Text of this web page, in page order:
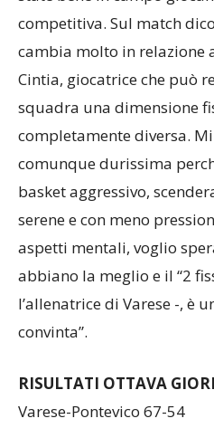
state bene in campo
competitiva. Sul match
cambia molto in relazione
Cintia, giocatrice che può
squadra una dimensione
completamente diversa.
comunque durissima
basket aggressivo,
serene e con meno
aspetti mentali, voglio
abbiano la meglio e il “2
l’allenatrice di Varese -, è